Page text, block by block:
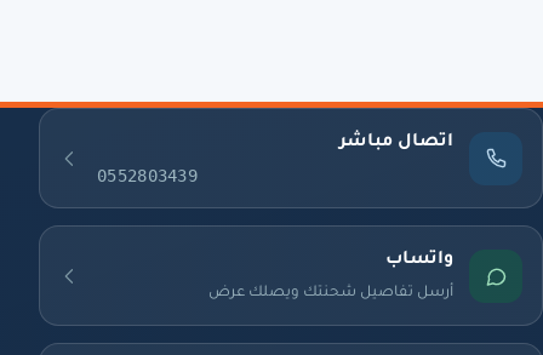
اتصال مباشر
0552803439
واتساب
أرسل تفاصيل شحنتك ويصلك عرض